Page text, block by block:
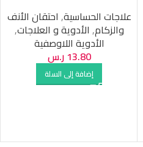
علاجات الحساسية, احتقان الأنف
والزكام, الأدوية و العلاجات,
الأدوية اللاوصفية
13.80 ر.س
إضافة إلى السلة